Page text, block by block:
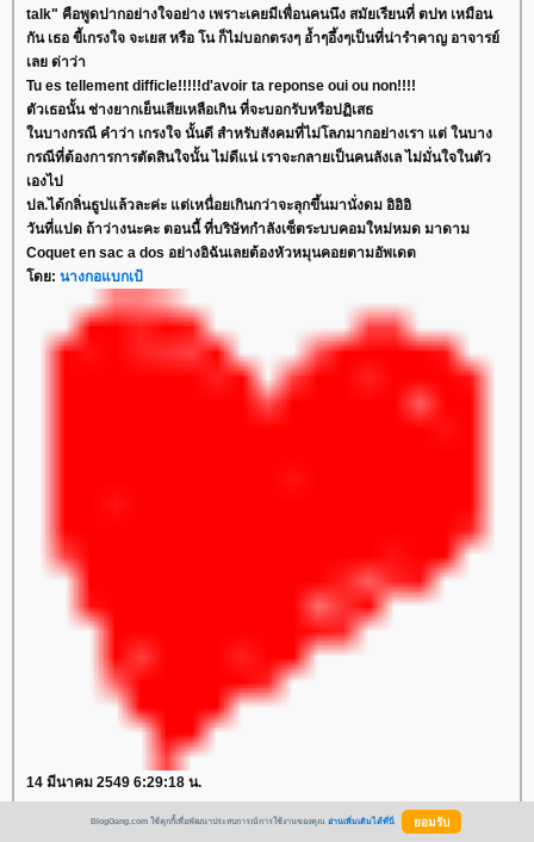
talk" คือพูดปากอย่างใจอย่าง เพราะเคยมีเพื่อนคนนึง สมัยเรียนที่ ตปท เหมือน
กัน เธอ ขี้เกรงใจ จะเยส หรือ โน ก็ไม่บอกตรงๆ อ้ำๆอึ้งๆเป็นที่น่ารำคาญ อาจารย์
เลย ด่าว่า
Tu es tellement difficle!!!!!d'avoir ta reponse oui ou non!!!!
ตัวเธอนั้น ช่างยากเย็นเสียเหลือเกิน ที่จะบอกรับหรือปฏิเสธ
นบางกรณี คำว่า เกรงใจ นั้นดี สำหรับสังคมที่ไม่โลภมากอย่างเรา แต่ ในบาง
กรณีที่ต้องการการตัดสินใจนั้น ไม่ดีแน่ เราจะกลายเป็นคนลังเล ไม่มั่นใจในตัว
เองไป
ปล.ได้กลิ่นธูปแล้วละค่ะ แต่เหนื่อยเกินกว่าจะลุกขึ้นมานั่งดม อิอิอิ
วันที่แปด ถ้าว่างนะคะ ตอนนี้ ที่บริษัทกำลังเซ็ตระบบคอมใหม่หมด มาดาม
Coquet en sac a dos อย่างอิฉันเลยต้องหัวหมุนคอยตามอัพเดต
ดย: นางกอแบกเป้
14 มีนาคม 2549 6:29:18 น.
BlogGang.com ใช้คุกกี้เพื่อพัฒนาประสบการณ์การใช้งานของคุณ อ่านเพิ่มเติมได้ที่นี่